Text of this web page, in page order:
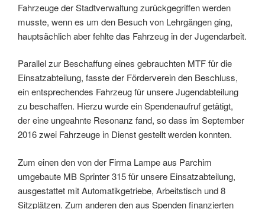
Fahrzeuge der Stadtverwaltung zurückgegriffen werden
musste, wenn es um den Besuch von Lehrgängen ging,
hauptsächlich aber fehlte das Fahrzeug in der Jugendarbeit.
Parallel zur Beschaffung eines gebrauchten MTF für die
Einsatzabteilung, fasste der Förderverein den Beschluss,
ein entsprechendes Fahrzeug für unsere Jugendabteilung
zu beschaffen. Hierzu wurde ein Spendenaufruf getätigt,
der eine ungeahnte Resonanz fand, so dass im September
2016 zwei Fahrzeuge in Dienst gestellt werden konnten.
Zum einen den von der Firma Lampe aus Parchim
umgebaute MB Sprinter 315 für unsere Einsatzabteilung,
ausgestattet mit Automatikgetriebe, Arbeitstisch und 8
Sitzplätzen. Zum anderen den aus Spenden finanzierten